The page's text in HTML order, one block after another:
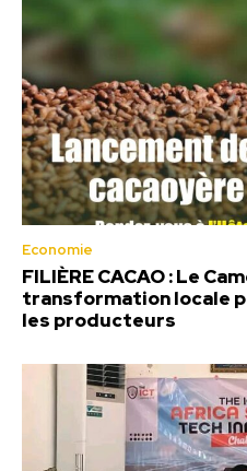
Economie
FILIÈRE CACAO : Le
transformation locale
les producteurs